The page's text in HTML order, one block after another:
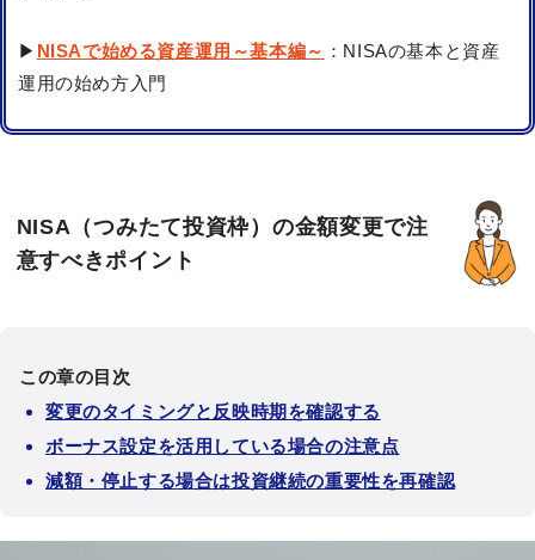
▶ NISAで始める資産運用～基本編～ ：NISAの基本と資産
運用の始め方入門
NISA（つみたて投資枠）の金額変更で注
意すべきポイント
この章の目次
変更のタイミングと反映時期を確認する
ボーナス設定を活用している場合の注意点
減額・停止する場合は投資継続の重要性を再確認